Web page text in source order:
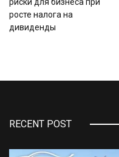
RECENT POST